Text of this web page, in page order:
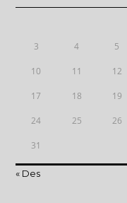
3 4 5
10 11 12
17 18 19
24 25 26
31
« Des